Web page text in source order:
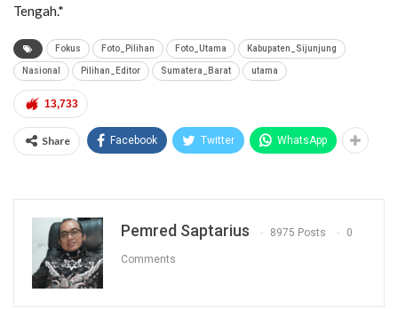
Tengah.*
Fokus Foto_Pilihan Foto_Utama Kabupaten_Sijunjung
Nasional Pilihan_Editor Sumatera_Barat utama
13,733
Share Facebook Twitter WhatsApp
Pemred Saptarius 8975 Posts 0
Comments